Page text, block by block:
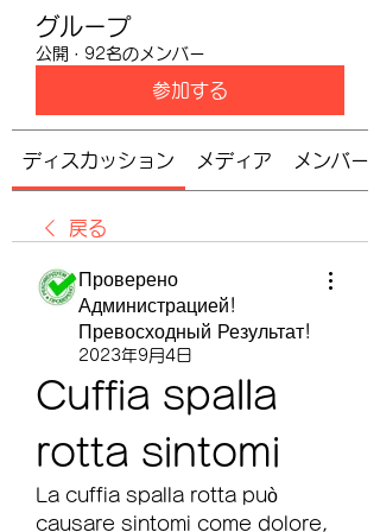
グループ
公開 · 92名のメンバー
参加する
ディスカッション メディア メンバー
戻る
Проверено
Администрацией!
Превосходный Результат!
2023年9月4日
Cuffia spalla
rotta sintomi
La cuffia spalla rotta può
causare sintomi come dolore,